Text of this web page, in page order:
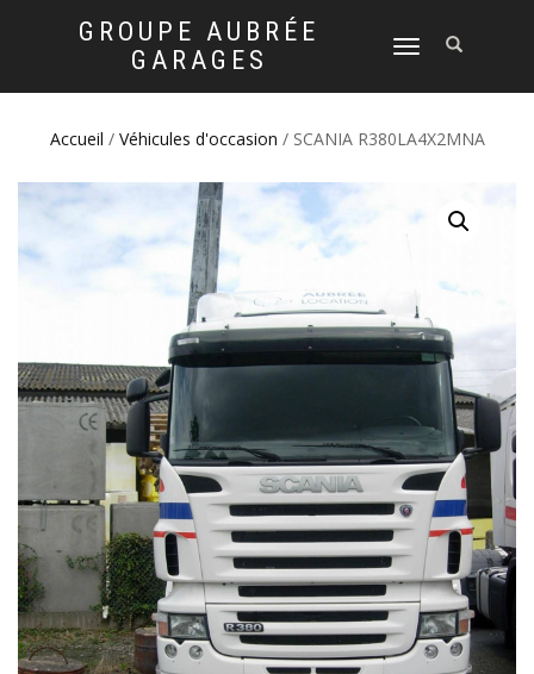
GROUPE AUBRÉE
GARAGES
DÉPLIER
NAVIGATION
Accueil / Véhicules d'occasion / SCANIA R380LA4X2MNA